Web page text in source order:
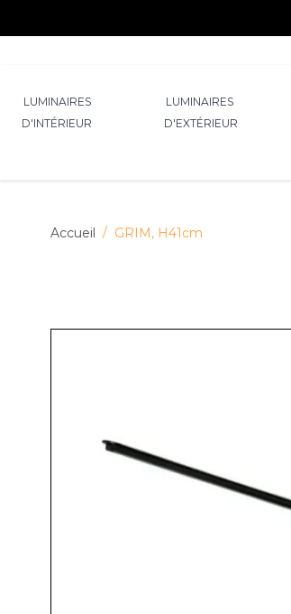
LUMINAIRES
D'INTÉRIEUR
LUMINAIRES
D'EXTÉRIEUR
Accueil / GRIM, H41cm